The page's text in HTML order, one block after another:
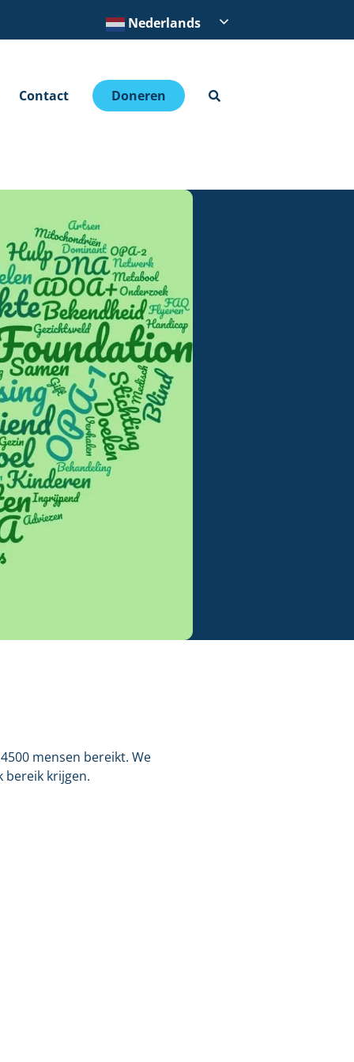
Nederlands
Contact Doneren
mensen bereikt. We
bereik krijgen.